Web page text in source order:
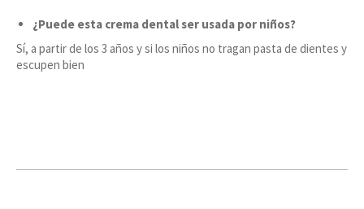
¿Puede esta crema dental ser usada por niños?
Sí, a partir de los 3 años y si los niños no tragan pasta de dientes y
escupen bien